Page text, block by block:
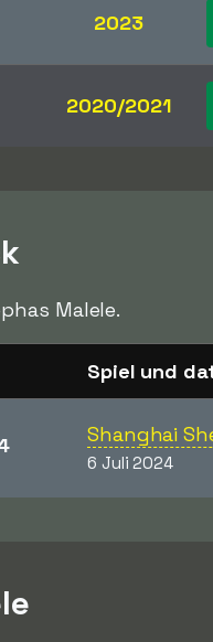
2023
2020/2021
Malele.
Spiel und
Shanghai
6 Juli 2024